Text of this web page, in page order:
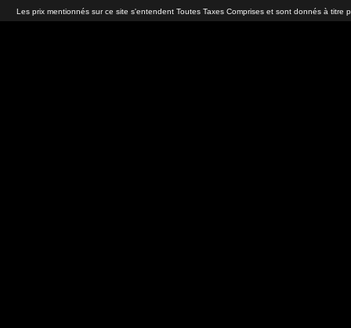
Les prix mentionnés sur ce site s'entendent Toutes Taxes Comprises et sont donnés à